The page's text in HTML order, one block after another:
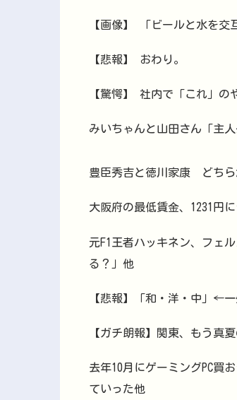
【画像】 「ビールと水を交
【悲報】 おわり。
【驚愕】 社内で「これ」の
みいちゃんと山田さん「主
豊臣秀吉と徳川家康 どちら
大阪府の最低賃金、1231円
元F1王者ハッキネン、フェ
る？」他
【悲報】「和・洋・中」←
【ガチ朗報】関東、もう真
去年10月にゲーミングPC買
ていった他